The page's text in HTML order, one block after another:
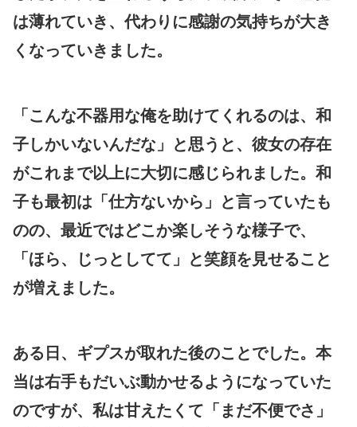
は薄れていき、代わりに感謝の気持ちが大き
くなっていきました。
「こんな不器用な俺を助けてくれるのは、和
子しかいないんだな」と思うと、彼女の存在
がこれまで以上に大切に感じられました。和
子も最初は「仕方ないから」と言っていたも
のの、最近ではどこか楽しそうな様子で、
「ほら、じっとしてて」と笑顔を見せること
が増えました。
ある日、ギプスが取れた後のことでした。本
当は右手もだいぶ動かせるようになっていた
のですが、私は甘えたくて「まだ不便でさ」